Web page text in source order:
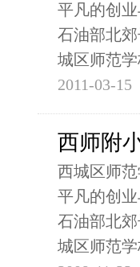
平凡的创
石油部北
城区师范
2011-03-15
西师附
西城区师
平凡的创
石油部北
城区师范